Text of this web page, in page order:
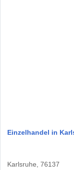
Einzelhandel in
Karlsruhe, 76137